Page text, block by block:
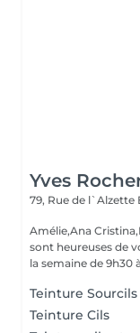
Yves
79, Rue de l`Alzette
Amélie,Ana
sont heureuses de
la semaine de 9h30
Teinture Sourcils
Teinture Cils